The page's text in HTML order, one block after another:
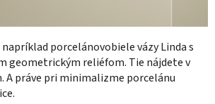
porcelánovobiele vázy Linda s
geometrickým reliéfom. Tie nájdete v
A práve pri minimalizme porcelánu